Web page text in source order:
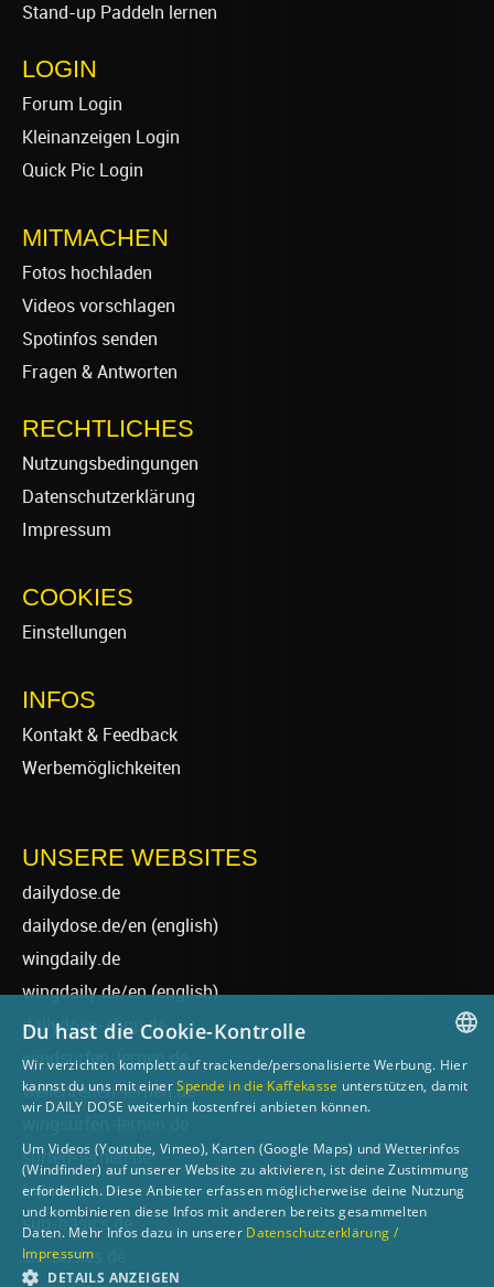
Stand-up Paddeln lernen
LOGIN
Forum Login
Kleinanzeigen Login
Quick Pic Login
MITMACHEN
Fotos hochladen
Videos vorschlagen
Spotinfos senden
Fragen & Antworten
RECHTLICHES
Nutzungsbedingungen
Datenschutzerklärung
Impressum
COOKIES
Einstellungen
INFOS
Kontakt & Feedback
Werbemöglichkeiten
UNSERE WEBSITES
dailydose.de
dailydose.de/en (english)
wingdaily.de
wingdaily.de/en(english)
dailydose-shop.de
windsurfen-lernen.de
wellenreiten-lernen.de
surfen-lernen.de
foilsurfen.de
sup-basics.de
ski-basics.de
GERMAN
Du hast die Cookie-Kontrolle
Wir verzichten komplett auf trackende/personalisierte Werbung. Hier
kannst du uns mit einerSpende in die Kaffekasse unterstützen, damit
wir DAILY DOSE weiterhin kostenfrei anbieten können.
Um Videos (Youtube, Vimeo), Karten (Google Maps) und Wetterinfos
(Windfinder) auf unserer Website zu aktivieren, ist deine Zustimmung
erforderlich. Diese Anbieter erfassen möglicherweise deine Nutzung
und kombinieren diese Infos mit anderen bereits gesammelten
Daten. Mehr Infos dazu in unserer Datenschutzerklärung /
Impressum
DETAILS ANZEIGEN